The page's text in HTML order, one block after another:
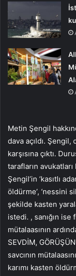
Metin Şengil
dava açıldı. Şengil,
karşısına çıktı.
tarafların avukatları
Şengil’in ‘kasıtlı
öldürme’, ‘nessini
şekilde kasten
istedi. , sanığın ise
mütalaasının
SEVDİM,
savcının
karımı kasten